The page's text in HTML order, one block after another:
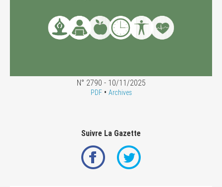
N° 2790 - 10/11/2025
PDF• Archives
Suivre La Gazette